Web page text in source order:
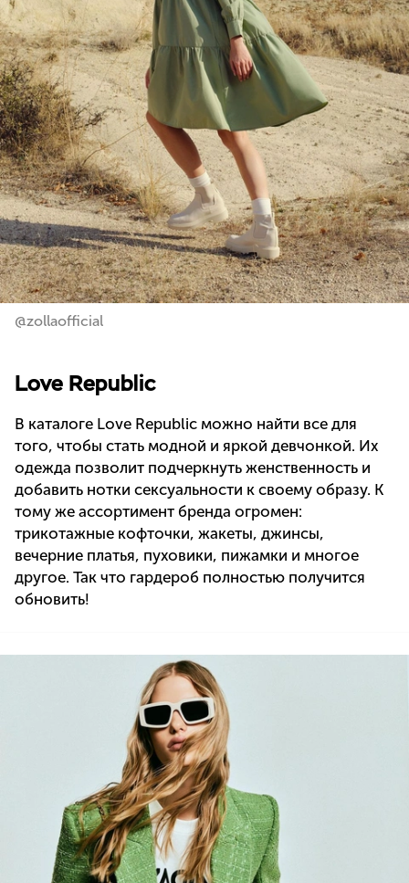
@zollaofficial
Love Republic
В каталоге Love Republic можно найти все для
того, чтобы стать модной и яркой девчонкой. Их
одежда позволит подчеркнуть женственность и
добавить нотки сексуальности к своему образу. К
тому же ассортимент бренда огромен:
трикотажные кофточки, жакеты, джинсы,
вечерние платья, пуховики, пижамки и многое
другое. Так что гардероб полностью получится
обновить!